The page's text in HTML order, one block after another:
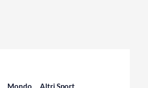
Mondo Altri Sport